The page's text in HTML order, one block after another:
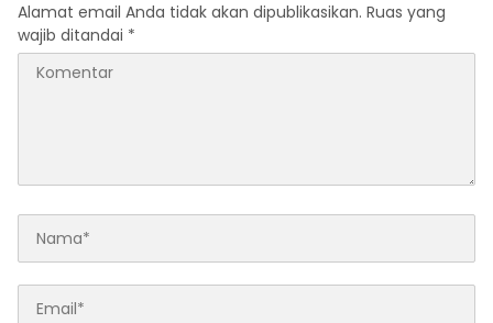
Alamat email Anda tidak akan dipublikasikan. Ruas yang
wajib ditandai *